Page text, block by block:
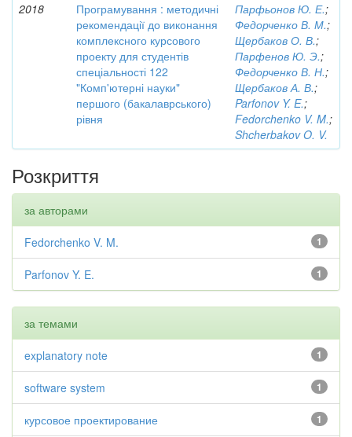
2018
Програмування : методичні
рекомендації до виконання
комплексного курсового
проекту для студентів
спеціальності 122
"Комп'ютерні науки"
першого (бакалаврського)
рівня
Парфьонов Ю. Е.;
Федорченко В. М.;
Щербаков О. В.;
Парфенов Ю. Э.;
Федорченко В. Н.;
Щербаков А. В.;
Parfonov Y. E.;
Fedorchenko V. M.;
Shcherbakov O. V.
Розкриття
за авторами
1
Fedorchenko V. M.
1
Parfonov Y. E.
за темами
1
explanatory note
1
software system
1
курсовое проектирование